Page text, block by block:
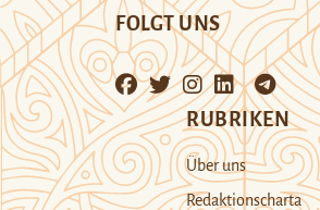
FOLGT UNS
RUBRIKEN
Über uns
Redaktionscharta